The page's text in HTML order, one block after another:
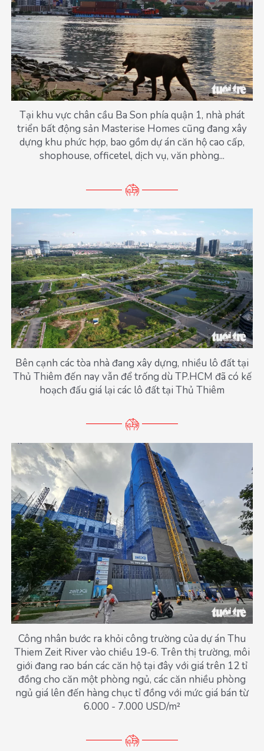
Tại khu vực chân cầu Ba Son phía quận 1, nhà phát
triển bất động sản Masterise Homes cũng đang xây
dựng khu phức hợp, bao gồm dự án căn hộ cao cấp,
shophouse, officetel, dịch vụ, văn phòng...
Bên cạnh các tòa nhà đang xây dựng, nhiều lô đất tại
Thủ Thiêm đến nay vẫn để trống dù TP.HCM đã có kế
hoạch đấu giá lại các lô đất tại Thủ Thiêm
Công nhân bước ra khỏi công trường của dự án Thu
Thiem Zeit River vào chiều 19-6. Trên thị trường, môi
giới đang rao bán các căn hộ tại đây với giá trên 12 tỉ
đồng cho căn một phòng ngủ, các căn nhiều phòng
ngủ giá lên đến hàng chục tỉ đồng với mức giá bán từ
6.000 - 7.000 USD/m²